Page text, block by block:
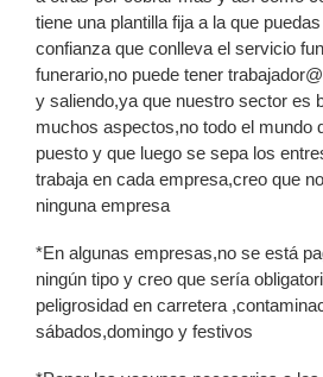
tiene una plantilla fija a la que
confianza que conlleva el servicio
funerario,no puede tener
y saliendo,ya que nuestro sector es
muchos aspectos,no todo el mundo
puesto y que luego se sepa los
trabaja en cada empresa,creo que
ninguna empresa
*En algunas empresas,no se está
ningún tipo y creo que sería
peligrosidad en carretera
sábados,domingo y festivos